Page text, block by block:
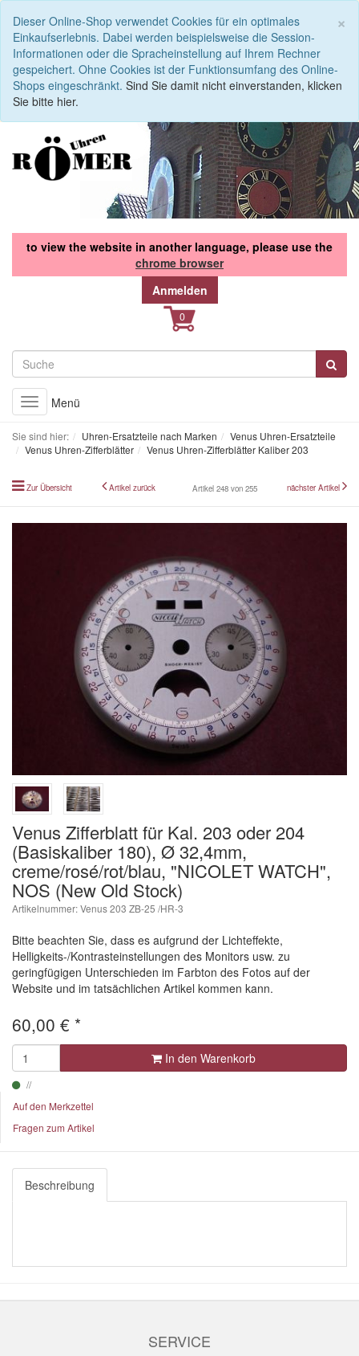
×
Dieser Online-Shop verwendet Cookies für ein optimales
Einkaufserlebnis. Dabei werden beispielsweise die Session-
Informationen oder die Spracheinstellung auf Ihrem Rechner
gespeichert. Ohne Cookies ist der Funktionsumfang des Online-
Shops eingeschränkt. Sind Sie damit nicht einverstanden, klicken
Sie bitte hier.
to view the website in another language, please use the
chrome browser
Anmelden
Toggle
navigation
Menü
Sie sind hier: Uhren-Ersatzteile nach Marken
Venus Uhren-Ersatzteile
Venus Uhren-Zifferblätter
Venus Uhren-Zifferblätter Kaliber 203
Zur Übersicht Artikel zurück Artikel 248 von 255 nächster Artikel
Venus Zifferblatt für Kal. 203 oder 204
(Basiskaliber 180), Ø 32,4mm,
creme/rosé/rot/blau, "NICOLET WATCH",
NOS (New Old Stock)
Artikelnummer: Venus 203 ZB-25 /HR-3
Bitte beachten Sie, dass es aufgrund der Lichteffekte,
Helligkeits-/Kontrasteinstellungen des Monitors usw. zu
geringfügigen Unterschieden im Farbton des Fotos auf der
Website und im tatsächlichen Artikel kommen kann.
60,00 € *
In den Warenkorb
Auf den Merkzettel
Fragen zum Artikel
Beschreibung
SERVICE